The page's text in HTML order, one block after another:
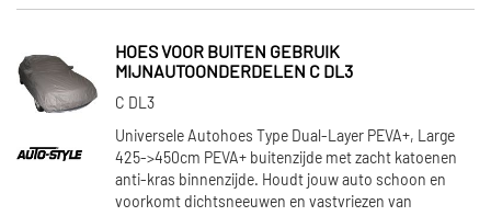
HOES VOOR BUITEN GEBRUIK
MIJNAUTOONDERDELEN C DL3
C DL3
Universele Autohoes Type Dual-Layer PEVA+, Large
425->450cm PEVA+ buitenzijde met zacht katoenen
anti-kras binnenzijde. Houdt jouw auto schoon en
voorkomt dichtsneeuwen en vastvriezen van